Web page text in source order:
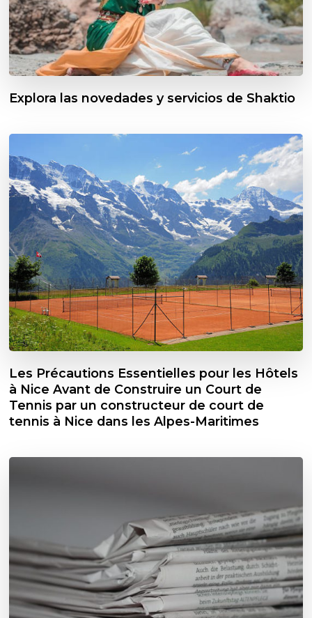
Explora las novedades y servicios de Shaktio
Les Précautions Essentielles pour les Hôtels
à Nice Avant de Construire un Court de
Tennis par un constructeur de court de
tennis à Nice dans les Alpes-Maritimes